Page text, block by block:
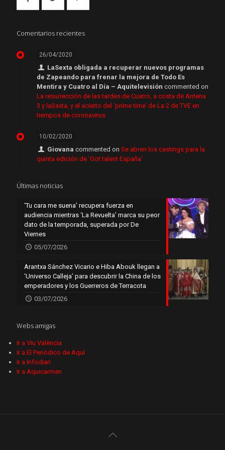
Comentarios recientes
26/04/2020
LaSexta obligada a recuperar nuevos programas
de Zapeando para frenar la mejora de Todo Es
Mentira y Cuatro al Día – Aquitelevisión commented on
La resurrección de las tardes de Cuatro, a costa de Antena
3 y laSexta, y el acierto del ‘prime time’ de La 2 de TVE en
tiempos de coronavirus
10/02/2020
Giovana commented onSe abren los castings para la
quinta edición de ‘Got talent España’
Últimas noticias
‘Tu cara me suena’ recupera fuerza en
audiencia mientras ‘La Revuelta’ marca su peor
dato de la temporada, superada por De
Viernes
05/07/2026
Arantxa Sánchez Vicario e Hiba Abouk llegan a
‘Universo Calleja’ para descubrir la China de los
emperadores y los Guerreros de Terracota
03/07/2026
Webs amigas
Ir a Viu València
Ir a El Periódico de Aquí
Ir a Infodiari
Ir a Aquicarmen